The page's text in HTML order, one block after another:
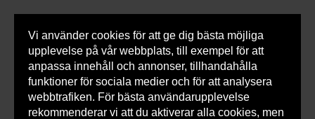
Vi använder cookies för att ge dig bästa möjliga
upplevelse på vår webbplats, till exempel för att
anpassa innehåll och annonser, tillhandahålla
funktioner för sociala medier och för att analysera
webbtrafiken. För bästa användarupplevelse
rekommenderar vi att du aktiverar alla cookies, men
0 varorSnabborder
Du
Armatec > Produkter >
Automatisering och
manövrering
> Pneumatiska manöverdon >
Rack and